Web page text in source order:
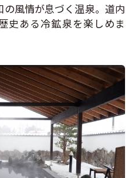
風情が息づく温泉。道内
史ある冷鉱泉を楽しめま